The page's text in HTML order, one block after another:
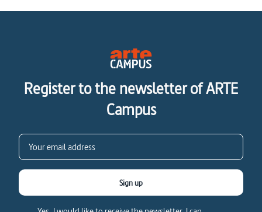
Register to the newsletter of ARTE
Campus
Sign up